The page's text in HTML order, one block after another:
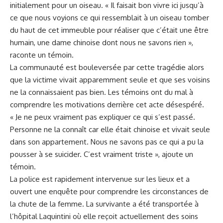
initialement pour ‌un oiseau. « Il faisait bon vivre ici jusqu’à
ce que nous voyions ce qui ressemblait à un oiseau tomber
du ​haut de‍ cet immeuble pour réaliser que c’était une être
humain, une dame chinoise dont nous ne savons rien »,
raconte⁢ un témoin.
La communauté ‍est bouleversée par cette tragédie alors
que la victime vivait apparemment seule⁣ et que ‌ses​ voisins
ne la connaissaient pas bien. Les témoins ont du mal​ à
comprendre les motivations derrière cet acte‍ désespéré.
« Je ne peux vraiment pas expliquer ce qui s’est passé.
Personne ne la connaît car⁣ elle était chinoise et vivait seule
dans son appartement. Nous⁤ ne savons pas ce qui a pu la
pousser ⁤à se ⁣suicider. C’est vraiment triste », ajoute un
témoin.
La police est rapidement intervenue sur les lieux et a
ouvert une enquête pour⁣ comprendre les circonstances de
la chute de la femme. La survivante a ⁤été transportée à
l’hôpital‌ Laquintini où elle reçoit actuellement‍ des ⁢soins